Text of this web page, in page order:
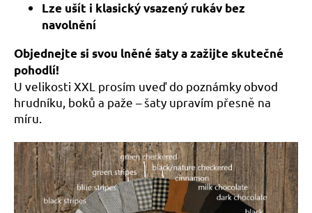
Lze ušít i klasický vsazený rukáv bez
navolnění
Objednejte si svou lněné šaty a zažijte skutečné
pohodlí!
U velikosti XXL prosím uveď do poznámky obvod
hrudníku, boků a paže – šaty upravím přesně na
míru.